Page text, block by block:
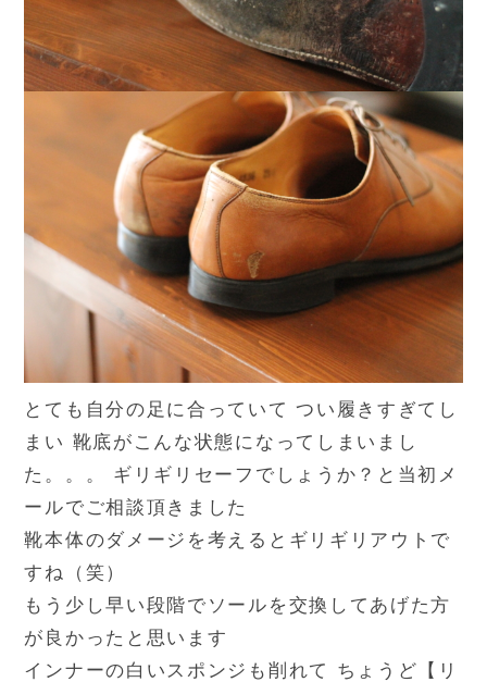
とても自分の足に合っていて つい履きすぎてし
まい 靴底がこんな状態になってしまいまし
た。。。 ギリギリセーフでしょうか？と当初メ
ールでご相談頂きました
靴本体のダメージを考えるとギリギリアウトで
すね（笑）
もう少し早い段階でソールを交換してあげた方
が良かったと思います
インナーの白いスポンジも削れて ちょうど【リ